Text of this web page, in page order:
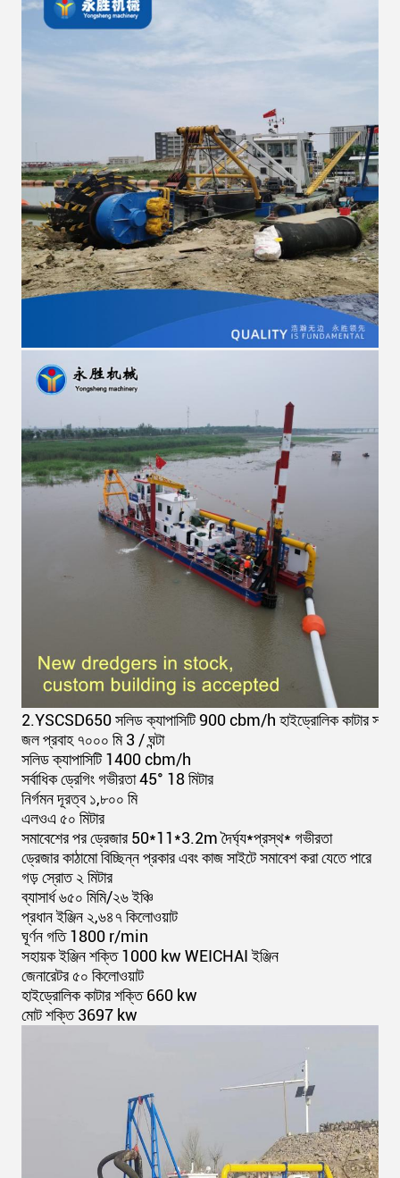
2.YSCSD650 সলিড ক্যাপাসিটি 900 cbm/h হাইড্রোলিক কাটার
জল প্রবাহ ৭০০০ মি 3 / ঘন্টা
সলিড ক্যাপাসিটি 1400 cbm/h
সর্বাধিক ড্রেগিং গভীরতা 45° 18 মিটার
নির্গমন দূরত্ব ১,৮০০ মি
এলওএ ৫০ মিটার
সমাবেশের পর ড্রেজার 50*11*3.2m দৈর্ঘ্য*প্রস্থ* গভীরতা
ড্রেজার কাঠামো বিচ্ছিন্ন প্রকার এবং কাজ সাইটে সমাবেশ করা যেতে পারে
গড় স্রোত ২ মিটার
ব্যাসার্ধ ৬৫০ মিমি/২৬ ইঞ্চি
প্রধান ইঞ্জিন ২,৬৪৭ কিলোওয়াট
ঘূর্ণন গতি 1800 r/min
সহায়ক ইঞ্জিন শক্তি 1000 kw WEICHAI ইঞ্জিন
জেনারেটর ৫০ কিলোওয়াট
হাইড্রোলিক কাটার শক্তি 660 kw
মোট শক্তি 3697 kw